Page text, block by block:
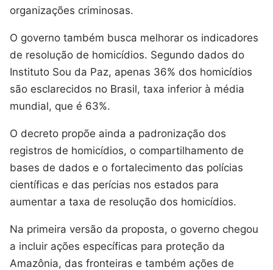
organizações criminosas.
O governo também busca melhorar os indicadores
de resolução de homicídios. Segundo dados do
Instituto Sou da Paz, apenas 36% dos homicídios
são esclarecidos no Brasil, taxa inferior à média
mundial, que é 63%.
O decreto propõe ainda a padronização dos
registros de homicídios, o compartilhamento de
bases de dados e o fortalecimento das polícias
científicas e das perícias nos estados para
aumentar a taxa de resolução dos homicídios.
Na primeira versão da proposta, o governo chegou
a incluir ações específicas para proteção da
Amazônia, das fronteiras e também ações de